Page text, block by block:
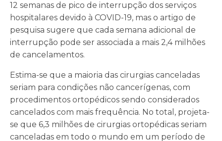
12 semanas de pico de interrupção dos serviços
hospitalares devido à COVID-19, mas o artigo de
pesquisa sugere que cada semana adicional de
interrupção pode ser associada a mais 2,4 milhões
de cancelamentos.
Estima-se que a maioria das cirurgias canceladas
seriam para condições não cancerígenas, com
procedimentos ortopédicos sendo considerados
cancelados com mais frequência. No total, projeta-
se que 6,3 milhões de cirurgias ortopédicas seriam
canceladas em todo o mundo em um período de